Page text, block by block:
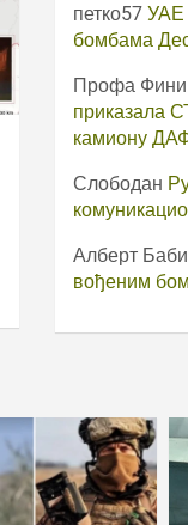
петко57 УАЕ
бомбама
Профа Фини
приказала
камиону
Слободан
Алберт
вођеним